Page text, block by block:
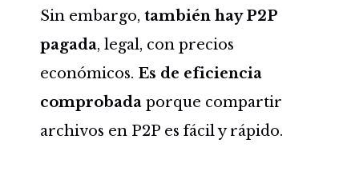
Sin embargo, también hayP2P
pagada, legal, con precios
económicos. Es de eficiencia
comprobadaporque compartir
archivos en P2P es fácil y rápido.